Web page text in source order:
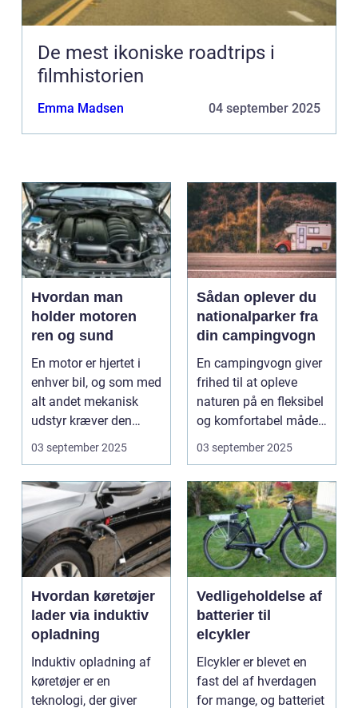
De mest ikoniske roadtrips i
filmhistorien
Emma Madsen 04 september 2025
Hvordan man
holder motoren
ren og sund
En motor er hjertet i
enhver bil, og som med
alt andet mekanisk
udstyr kræver den
omsorg for a...
03 september 2025
Sådan oplever du
nationalparker fra
din campingvogn
En campingvogn giver
frihed til at opleve
naturen på en fleksibel
og komfortabel måde.
N...
03 september 2025
Hvordan køretøjer
lader via induktiv
opladning
Induktiv opladning af
køretøjer er en
teknologi, der giver
Vedligeholdelse af
batterier til
elcykler
Elcykler er blevet en
fast del af hverdagen
for mange, og batteriet